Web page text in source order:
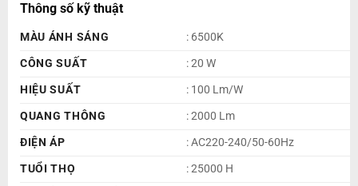
Thông số kỹ thuật
MÀU ÁNH SÁNG
: 6500K
CÔNG SUẤT
: 20 W
HIỆU SUẤT
: 100 Lm/W
QUANG THÔNG
: 2000 Lm
ĐIỆN ÁP
: AC220-240/50-60Hz
TUỔI THỌ
: 25000 H